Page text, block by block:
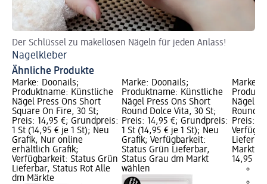
Der Schlüssel zu makellosen Nägeln für jeden Anlass!
Nagelkleber
Ähnliche Produkte
Marke: Doonails;
Produktname: Künstliche
Nägel Press Ons Short
Square On Fire, 30 St;
Preis: 14,95 €; Grundpreis:
1 St (14,95 € je 1 St); Neu
Grafik, Nur online
erhältlich Grafik;
Verfügbarkeit: Status Grün
Lieferbar, Status Rot Alle
dm Märkte
Marke: Doonails;
Produktname: Künstliche
Nägel Press Ons Short
Round Dolce Vita, 30 St;
Preis: 14,95 €; Grundpreis:
1 St (14,95 € je 1 St); Neu
Grafik; Verfügbarkeit:
Status Grün Lieferbar,
Status Grau dm Markt
wählen
Marke:
Nägel
Round
Preis:
Markt
14,95 €